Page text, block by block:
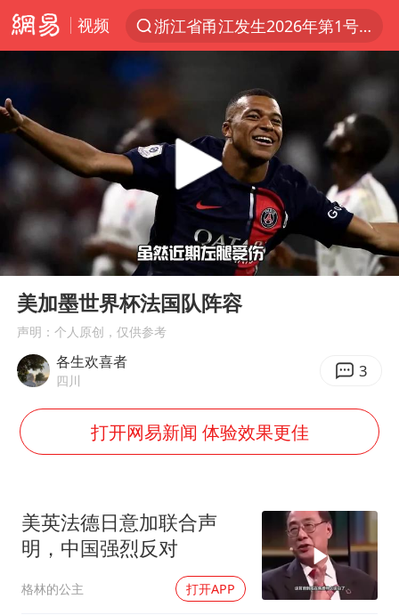
视频
浙江省甬江发生2026年第1号洪水
《披荆斩棘2026》阵容官宣
哈马斯称坚持加沙停火协议路线图
白海豚对华东华北影响会大于巴威
独闯南太行的失联女生最后轨迹已确认
刘嘉玲晒与周星驰合照
上门女婿出轨女邻居多年被判重婚罪
暑期研学游升温 在旅途中增长知识
猫咪过火把节被抹成黑猫
BLG经理辟谣Bin离队
Play
01:17
美加墨世界杯法国队阵容
声明：个人原创，仅供参考
各生欢喜者
四川 3
打开网易新闻 体验效果更佳
美英法德日意加联合声
明，中国强烈反对
格林的公主 打开APP